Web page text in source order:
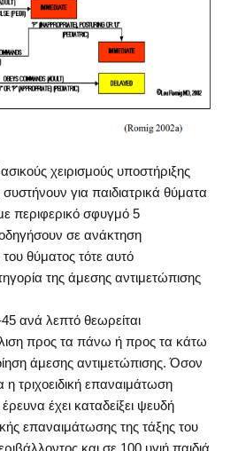
χειρισμούς υποστήριξης
συστήνουν για παιδιατρικά θύματα
περιφερικό σφυγμό 5
σε ανάκτηση
θύματος τότε αυτό
της άμεσης αντιμετώπισης
ανά λεπτό θεωρείται
προς τα πάνω ή προς τα κάτω
άμεσης αντιμετώπισης. Όσον
τριχοειδική επαναιμάτωση
έχει καταδείξει ψευδή
επαναιμάτωσης της τάξης του